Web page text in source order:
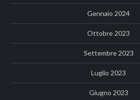
Gennaio 2024
Ottobre 2023
Settembre 2023
Luglio 2023
Giugno 2023